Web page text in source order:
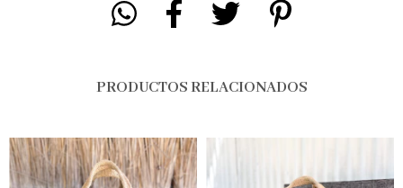
PRODUCTOS RELACIONADOS